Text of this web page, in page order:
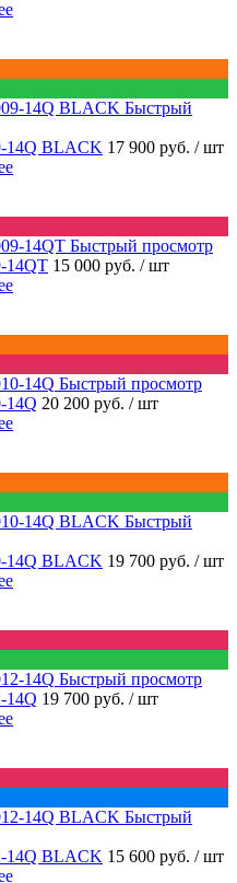
Быстрый
14Q BLACK 17 900 руб. / шт
Быстрый просмотр
14QT 15 000 руб. / шт
Быстрый просмотр
14Q 20 200 руб. / шт
Быстрый
14Q BLACK 19 700 руб. / шт
Быстрый просмотр
14Q 19 700 руб. / шт
Быстрый
14Q BLACK 15 600 руб. / шт